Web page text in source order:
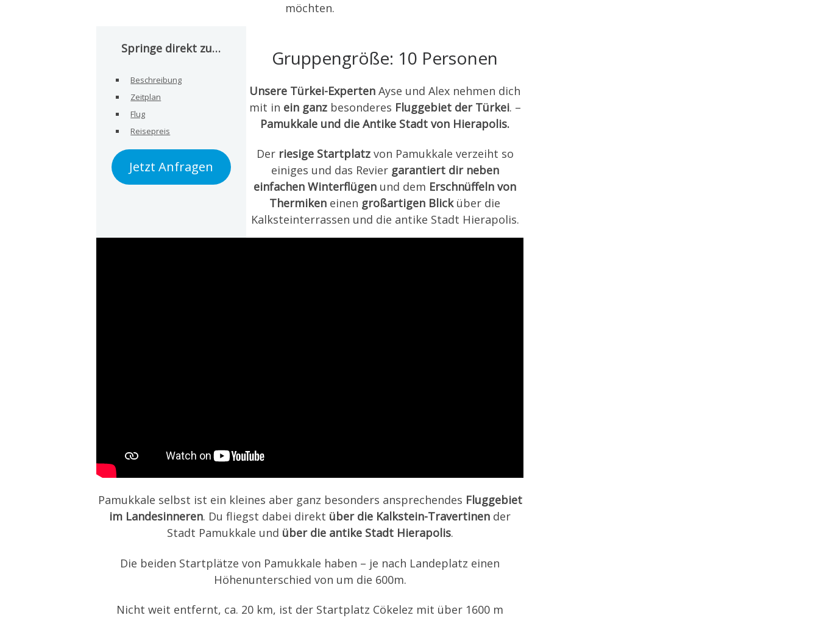
möchten.
Springe direkt zu…
Beschreibung
Zeitplan
Flug
Reisepreis
Jetzt Anfragen
Gruppengröße: 10 Personen
Unsere Türkei-ExpertenAyse und Alex nehmen dich
mit in ein ganz besonderes Fluggebiet der Türkei. –
Pamukkale und die Antike Stadt von Hierapolis.
Derriesige Startplatzvon Pamukkale verzeiht so
einiges und das Revier garantiert dir neben
einfachen Winterflügen und dem Erschnüffeln von
Thermiken einen großartigen Blicküber die
Kalksteinterrassen und die antike Stadt Hierapolis.
Pamukkale selbst ist ein kleines aber ganz besonders ansprechendes Fluggebiet
im Landesinneren. Du fliegst dabei direkt über die Kalkstein-Travertinen der
Stadt Pamukkale und über die antike Stadt Hierapolis.
Die beiden Startplätze von Pamukkale haben – je nach Landeplatz einen
Höhenunterschied von um die 600m.
Nicht weit entfernt, ca. 20 km, ist der Startplatz Cökelez mit über 1600 m